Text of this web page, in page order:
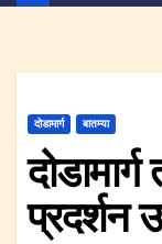
दोडामार्ग बातम्या
प्रदर्शन